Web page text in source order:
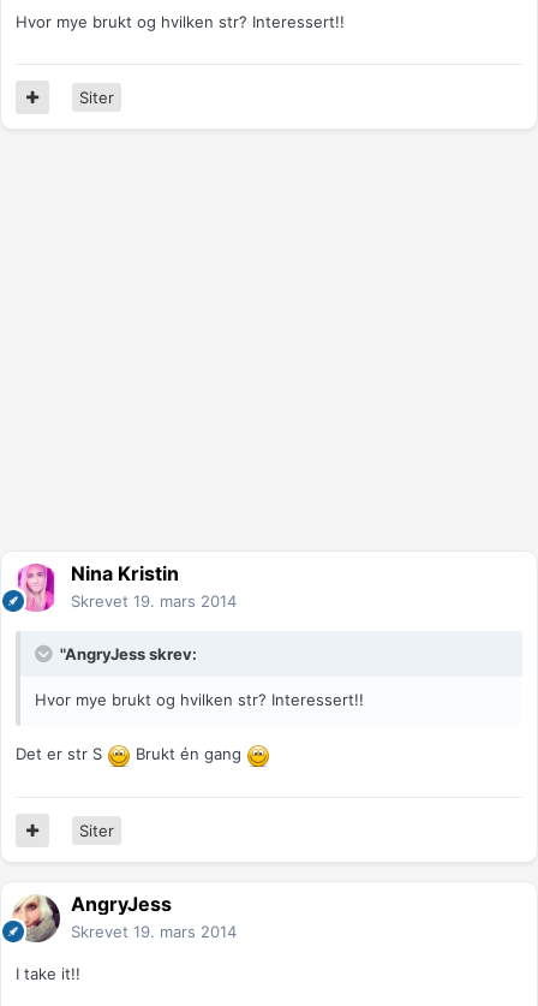
Hvor mye brukt og hvilken str? Interessert!!
Siter
Nina Kristin
Skrevet 19. mars 2014
"AngryJess skrev:
Hvor mye brukt og hvilken str? Interessert!!
Det er str S Brukt én gang
Siter
AngryJess
Skrevet 19. mars 2014
I take it!!